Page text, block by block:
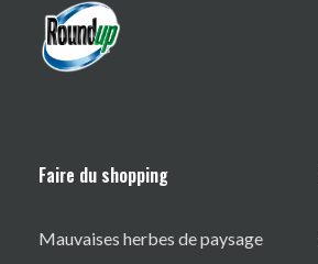
Faire du shopping
Mauvaises herbes de paysage